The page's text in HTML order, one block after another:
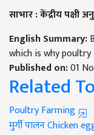
साभार:केंद्रीय पक्षी
English Summary:
which is why
Published on:01
Related
Poultry Farming
मुर्गी पालनChicken